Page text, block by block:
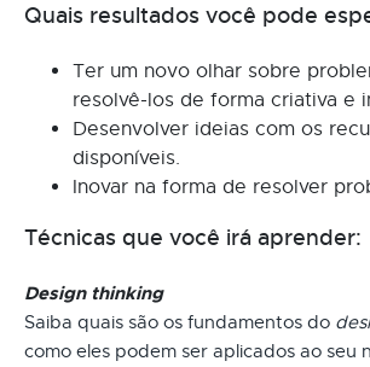
Quais resultados você pode
Ter um novo olhar sobre
resolvê-los de forma criativa e
Desenvolver ideias com os
disponíveis.
Inovar na forma de resolver
Técnicas que você irá aprender:
Design thinking
Saiba quais são os fundamentos do
como eles podem ser aplicados ao seu